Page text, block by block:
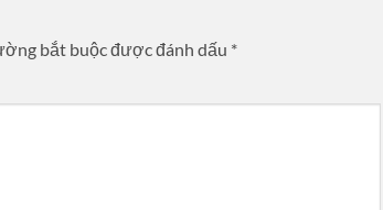
bắt buộc được đánh dấu *